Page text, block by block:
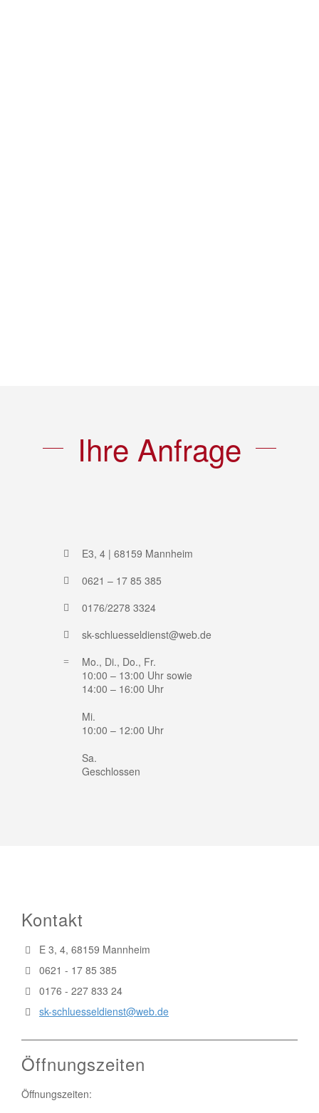
Ihre Anfrage
E3, 4 | 68159 Mannheim
0621 – 17 85 385
0176/2278 3324
sk-schluesseldienst@web.de
Mo., Di., Do., Fr.
10:00 – 13:00 Uhr sowie
14:00 – 16:00 Uhr
Mi.
10:00 – 12:00 Uhr
Sa.
Geschlossen
Kontakt
E 3, 4, 68159 Mannheim
0621 - 17 85 385
0176 - 227 833 24
sk-schluesseldienst@web.de
Öffnungszeiten
Öffnungszeiten: